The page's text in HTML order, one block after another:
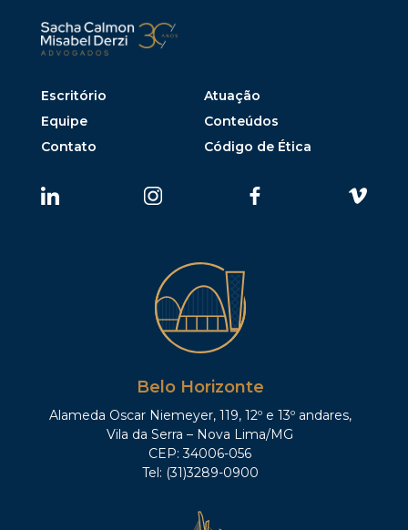
Escritório
Atuação
Equipe
Conteúdos
Contato
Código de Ética
Belo Horizonte
Alameda Oscar Niemeyer, 119, 12º e 13º andares,
Vila da Serra – Nova Lima/MG
CEP: 34006-056
Tel: (31)3289-0900